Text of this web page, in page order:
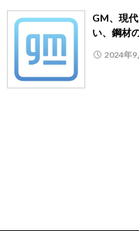
GM、現
い、鋼材
2024年9